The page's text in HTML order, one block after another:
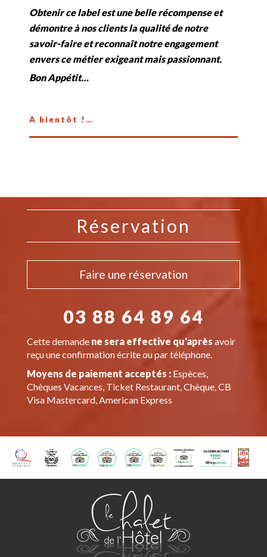
Obtenir ce label est une belle récompense et
démontre à nos clients la qualité de notre
savoir-faire et reconnaît notre engagement
envers ce métier exigeant mais passionnant.
Bon Appétit…
A bientôt !…
Réservation
Faire une réservation
03 88 64 89 64
Cette demande ne sera effective qu'après avoir
reçu une confirmation écrite ou par téléphone.
Moyens de paiement acceptés :Espèces,
Chèques Vacances, Ticket Restaurant, Chèque, CB
Visa Mastercard, American Express